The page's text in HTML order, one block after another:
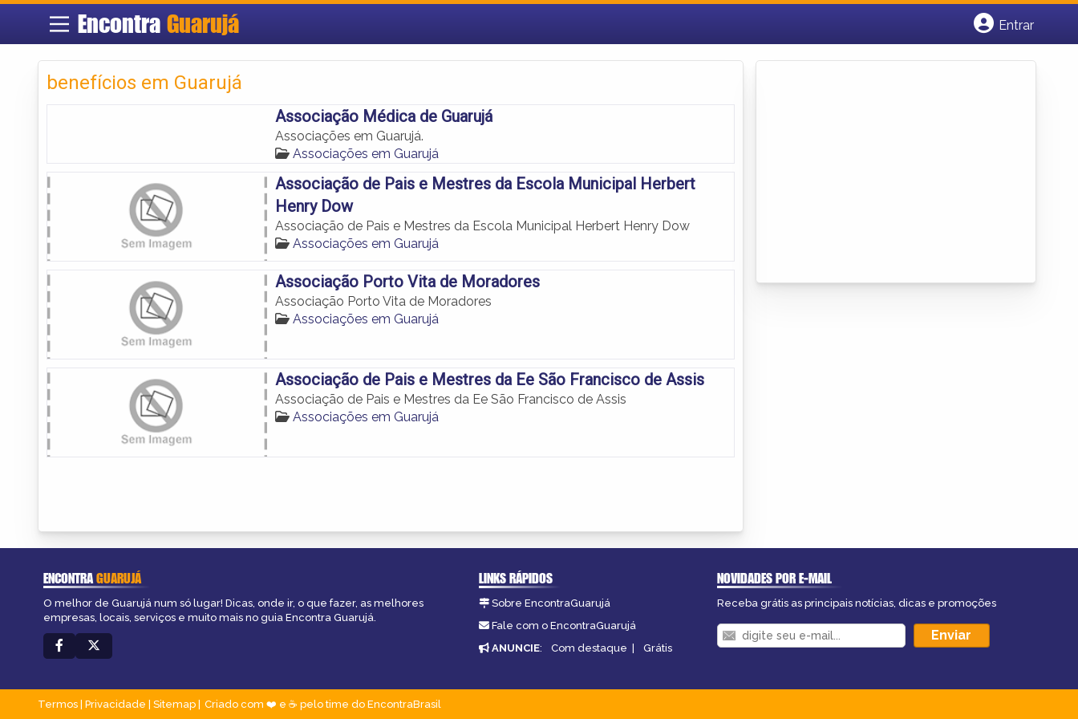
EncontraGuarujá
Entrar
benefícios em Guarujá
Associação Médica de Guarujá
Associações em Guarujá.
Associações em Guarujá
Associação de Pais e Mestres da Escola Municipal Herbert
Henry Dow
Associação de Pais e Mestres da Escola Municipal Herbert Henry Dow
Associações em Guarujá
Associação Porto Vita de Moradores
Associação Porto Vita de Moradores
Associações em Guarujá
Associação de Pais e Mestres da Ee São Francisco de Assis
Associação de Pais e Mestres da Ee São Francisco de Assis
Associações em Guarujá
ENCONTRAGUARUJÁ
O melhor de Guarujá num só lugar! Dicas, onde ir, o que fazer, as melhores
empresas, locais, serviços e muito mais no guia Encontra Guarujá.
LINKS RÁPIDOS
Sobre EncontraGuarujá
Fale com o EncontraGuarujá
ANUNCIE: Com destaque | Grátis
NOVIDADES POR E-MAIL
Receba grátis as principais notícias, dicas e promoções
Termos Privacidade Sitemap Criado com ❤️ e ☕ pelo time do EncontraBrasil